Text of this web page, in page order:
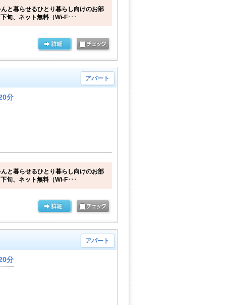
と暮らせるひとり暮らし向けのお部
旬、ネット無料（Wi-F･･･
アパート
分
と暮らせるひとり暮らし向けのお部
旬、ネット無料（Wi-F･･･
アパート
分